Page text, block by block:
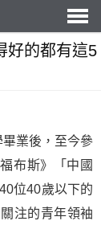
導
好的都有這5
業後，至今參
布斯》「中國
位40歲以下的
注的青年領袖